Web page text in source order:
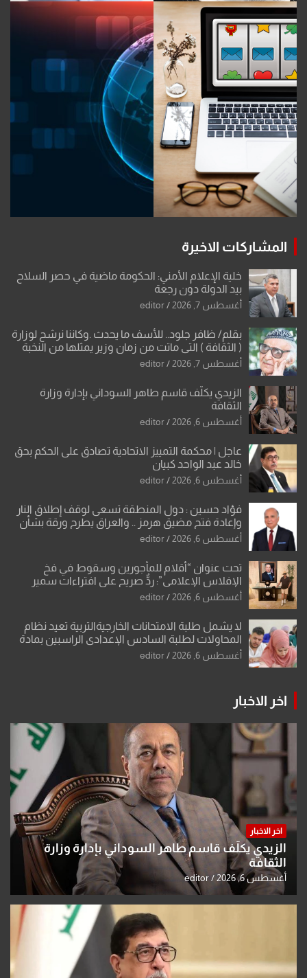
المشاركات الاخيرة
خلية الإعلام الأمني: الحكومة ماضية في حصر السلاح
بيد الدولة دون رجعة
أغسطس 7, 2026 editor
بقلم/ ظافر جلود.. للأسف ما يحدث .وكاننا نرشح لوزارة
( الثقافة ) التي ماتت من زمان وزير يمثلها من النخبة
والإرث العظيم للثقافة العراقية..
أغسطس 7, 2026 editor
الزيدي يكلّف قاسم طاهر السوداني بإدارة وزارة
الثقافة
أغسطس 6, 2026 editor
عاجل | محكمة التمييز الاتحادية تصادق على الحكم بحق
خالد عبد الواحد كبيان
أغسطس 6, 2026 editor
فؤاد حسين : دول المنطقة تسعى لوقف إطلاق النار
وإعادة فتح مضيق هرمز .. والعراق يطرح ورقة بشأن
تحولات القدس
أغسطس 6, 2026 editor
تحت عنوان “أقلام للمأجورين وسقوط في فخ
الإفلاس الإعلامي”: ردٌّ صريح على افتراءات سمير
الشكرجي
أغسطس 6, 2026 editor
لا يشمل طلبة الامتحانات الخارجيةالتربية تعيد نظام
المحاولات لطلبة السادس الإعدادي الراسبين بمادة
أو مادتين
أغسطس 6, 2026 editor
اخر الاخبار
اخر الاخبار
الزيدي يكلّف قاسم طاهر السوداني بإدارة وزارة
الثقافة
أغسطس 6, 2026 editor